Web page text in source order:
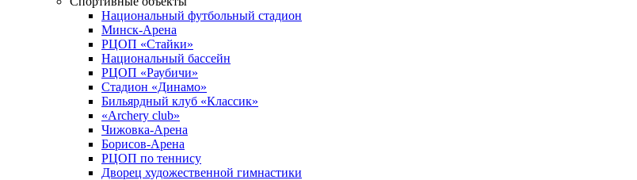
Национальный футбольный стадион
Минск-Арена
РЦОП «Стайки»
Национальный бассейн
РЦОП «Раубичи»
Стадион «Динамо»
Бильярдный клуб «Классик»
«Archery club»
Чижовка-Арена
Борисов-Арена
РЦОП по теннису
Дворец художественной гимнастики